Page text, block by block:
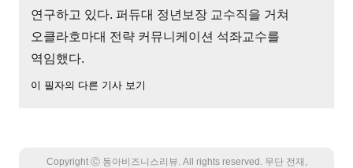
연구하고 있다. 퍼듀대 정년보장 교수직을 거쳐
오클라호마대 전략 커뮤니케이션 석좌교수를
역임했다.
이 필자의 다른 기사 보기
Copyright Ⓒ 동아비즈니스리뷰. All rights reserved. 무단 전재,